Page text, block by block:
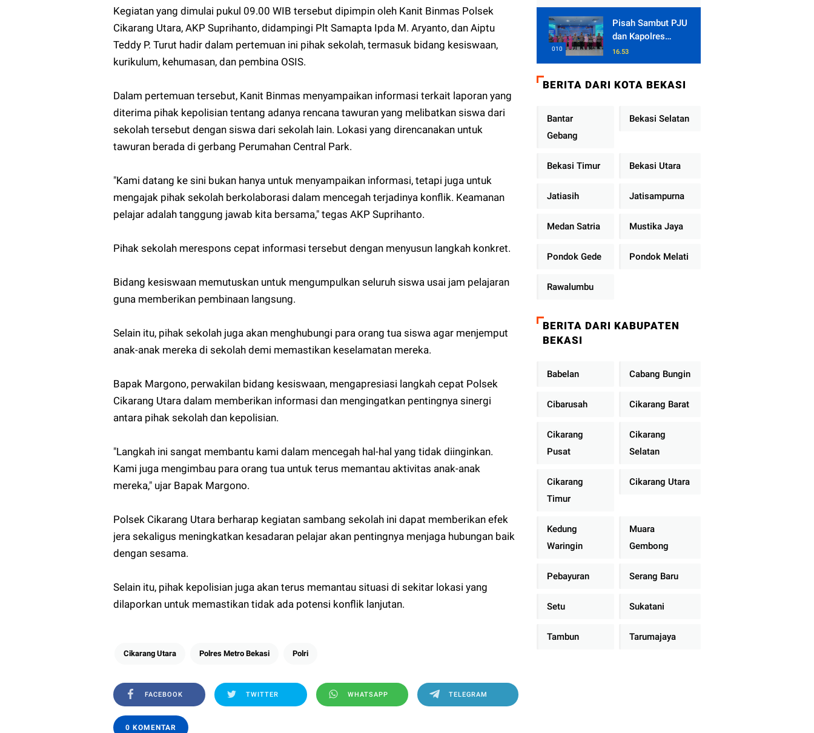
Kegiatan yang dimulai pukul 09.00 WIB tersebut dipimpin oleh Kanit Binmas Polsek
Cikarang Utara, AKP Suprihanto, didampingi Plt Samapta Ipda M. Aryanto, dan Aiptu
Teddy P. Turut hadir dalam pertemuan ini pihak sekolah, termasuk bidang kesiswaan,
kurikulum, kehumasan, dan pembina OSIS.
Dalam pertemuan tersebut, Kanit Binmas menyampaikan informasi terkait laporan yang
diterima pihak kepolisian tentang adanya rencana tawuran yang melibatkan siswa dari
sekolah tersebut dengan siswa dari sekolah lain. Lokasi yang direncanakan untuk
tawuran berada di gerbang Perumahan Central Park.
"Kami datang ke sini bukan hanya untuk menyampaikan informasi, tetapi juga untuk
mengajak pihak sekolah berkolaborasi dalam mencegah terjadinya konflik. Keamanan
pelajar adalah tanggung jawab kita bersama," tegas AKP Suprihanto.
Pihak sekolah merespons cepat informasi tersebut dengan menyusun langkah konkret.
Bidang kesiswaan memutuskan untuk mengumpulkan seluruh siswa usai jam pelajaran
guna memberikan pembinaan langsung.
Selain itu, pihak sekolah juga akan menghubungi para orang tua siswa agar menjemput
anak-anak mereka di sekolah demi memastikan keselamatan mereka.
Bapak Margono, perwakilan bidang kesiswaan, mengapresiasi langkah cepat Polsek
Cikarang Utara dalam memberikan informasi dan mengingatkan pentingnya sinergi
antara pihak sekolah dan kepolisian.
"Langkah ini sangat membantu kami dalam mencegah hal-hal yang tidak diinginkan.
Kami juga mengimbau para orang tua untuk terus memantau aktivitas anak-anak
mereka," ujar Bapak Margono.
Polsek Cikarang Utara berharap kegiatan sambang sekolah ini dapat memberikan efek
jera sekaligus meningkatkan kesadaran pelajar akan pentingnya menjaga hubungan baik
dengan sesama.
Selain itu, pihak kepolisian juga akan terus memantau situasi di sekitar lokasi yang
dilaporkan untuk memastikan tidak ada potensi konflik lanjutan.
Cikarang Utara Polres Metro Bekasi Polri
FACEBOOK TWITTER WHATSAPP TELEGRAM
0 KOMENTAR
Brimob Polda
Sumbar Terus
Berjalan di Pauh
Pisah Sambut PJU
dan Kapolres
Jajaran, Kapolda
Metro Jaya
Pelayanan Publik
16.53
BERITA DARI KOTA BEKASI
Bantar
Gebang
Bekasi Selatan
Bekasi Timur Bekasi Utara
Jatiasih Jatisampurna
Medan Satria Mustika Jaya
Pondok Gede Pondok Melati
Rawalumbu
BERITA DARI KABUPATEN
BEKASI
Babelan Cabang Bungin
Cibarusah Cikarang Barat
Cikarang
Pusat
Cikarang
Selatan
Cikarang
Timur
Cikarang Utara
Kedung
Waringin
Muara
Gembong
Pebayuran Serang Baru
Setu Sukatani
Tambun Tarumajaya